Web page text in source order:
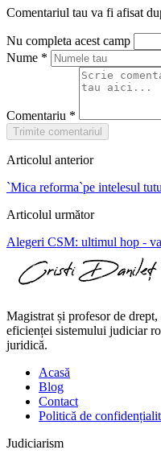
Comentariul tau va fi afisat
Nu completa acest camp
Nume *
Comentariu *
Trimite comentariul
Articolul anterior
`Mica reforma`pe intelesul
Articolul următor
Alegeri CSM: ultimul hop -
Magistrat și profesor de
eficienței sistemului judiciar
juridică.
Acasă
Blog
Contact
Politică de
Judiciarism